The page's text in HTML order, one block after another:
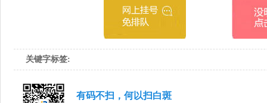
关键字标签:
有码不扫，何以扫白斑